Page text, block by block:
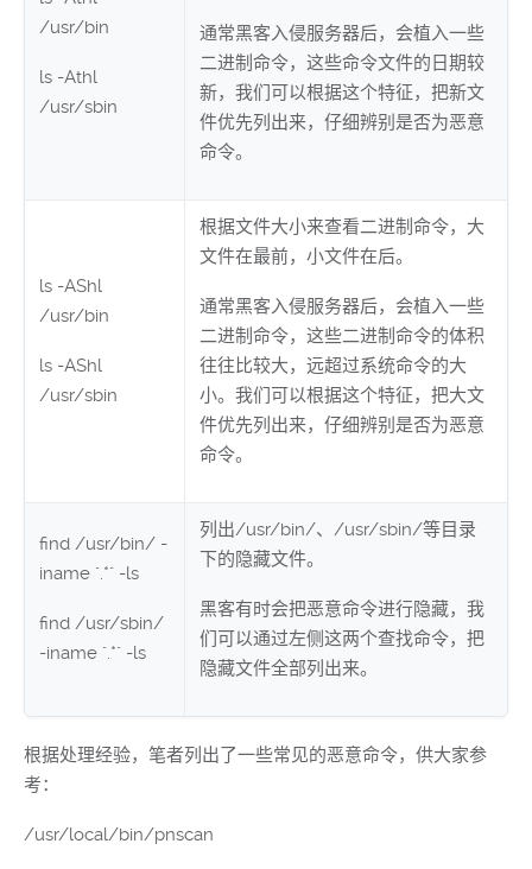
/usr/bin
ls -Athl
/usr/sbin
通常黑客入侵服务器后，会植入一些
二进制命令，这些命令文件的日期较
新，我们可以根据这个特征，把新文
件优先列出来，仔细辨别是否为恶意
命令。
ls -AShl
/usr/bin
ls -AShl
/usr/sbin
根据文件大小来查看二进制命令，大
文件在最前，小文件在后。
通常黑客入侵服务器后，会植入一些
二进制命令，这些二进制命令的体积
往往比较大，远超过系统命令的大
小。我们可以根据这个特征，把大文
件优先列出来，仔细辨别是否为恶意
命令。
find /usr/bin/ -
iname ".*" -ls
find /usr/sbin/
-iname ".*" -ls
列出/usr/bin/、/usr/sbin/等目录
下的隐藏文件。
黑客有时会把恶意命令进行隐藏，我
们可以通过左侧这两个查找命令，把
隐藏文件全部列出来。
根据处理经验，笔者列出了一些常见的恶意命令，供大家参
考：
/usr/local/bin/pnscan